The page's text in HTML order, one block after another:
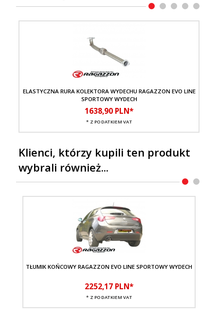
ELASTYCZNA RURA KOLEKTORA WYDECHU RAGAZZON EVO LINE
SPORTOWY WYDECH
1638,90 PLN*
* Z PODATKIEM VAT
Klienci, którzy kupili ten produkt
wybrali również...
TŁUMIK KOŃCOWY RAGAZZON EVO LINE SPORTOWY WYDECH
2252,17 PLN*
* Z PODATKIEM VAT